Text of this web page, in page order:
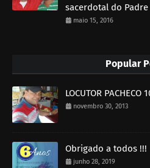
sacerdotal do Padre
maio 15, 2016
Popular
LOCUTOR PACHECO
novembro 30, 2013
Obrigado a todos !!!
junho 28, 2019